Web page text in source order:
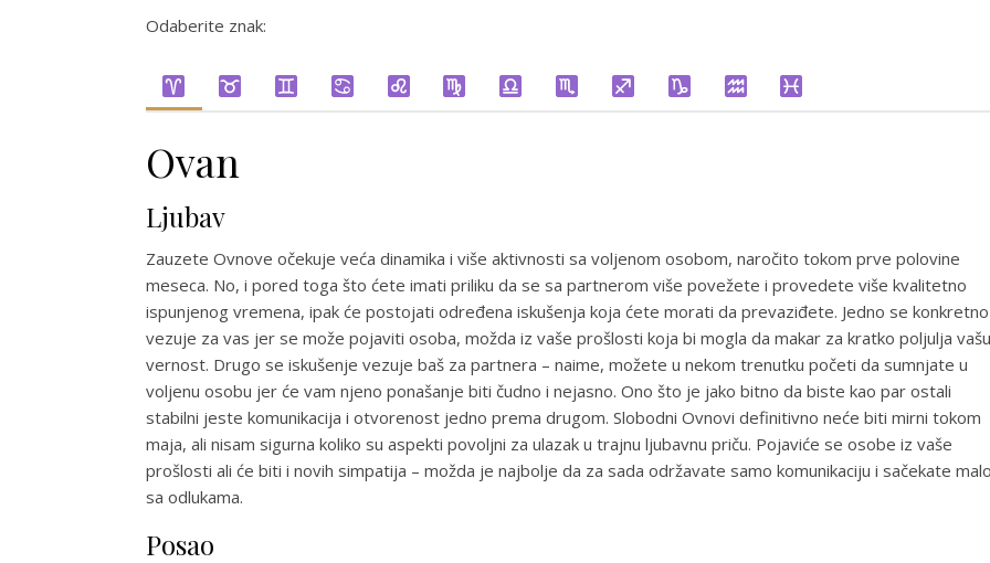
Odaberite znak:
Ovan
Ljubav
Zauzete Ovnove očekuje veća dinamika i više aktivnosti sa voljenom osobom, naročito tokom prve polovine
meseca. No, i pored toga što ćete imati priliku da se sa partnerom više povežete i provedete više kvalitetno
ispunjenog vremena, ipak će postojati određena iskušenja koja ćete morati da prevaziđete. Jedno se konkretno
vezuje za vas jer se može pojaviti osoba, možda iz vaše prošlosti koja bi mogla da makar za kratko poljulja vašu
vernost. Drugo se iskušenje vezuje baš za partnera – naime, možete u nekom trenutku početi da sumnjate u
voljenu osobu jer će vam njeno ponašanje biti čudno i nejasno. Ono što je jako bitno da biste kao par ostali
stabilni jeste komunikacija i otvorenost jedno prema drugom. Slobodni Ovnovi definitivno neće biti mirni tokom
maja, ali nisam sigurna koliko su aspekti povoljni za ulazak u trajnu ljubavnu priču. Pojaviće se osobe iz vaše
prošlosti ali će biti i novih simpatija – možda je najbolje da za sada održavate samo komunikaciju i sačekate
sa odlukama.
Posao